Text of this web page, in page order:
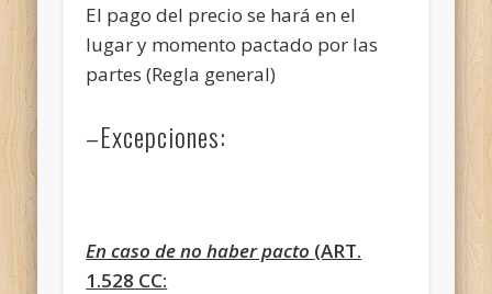
El pago del precio se hará en el
lugar y momento pactado por las
partes (Regla general)
–Excepciones:
En caso de no haber pacto (ART.
1.528 CC: